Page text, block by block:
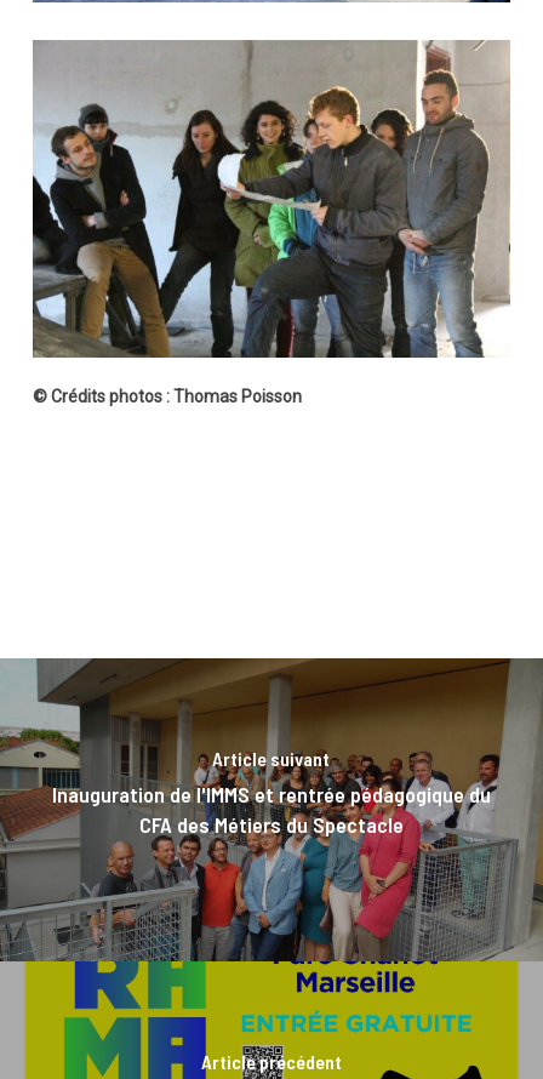
© Crédits photos : Thomas Poisson
Article suivant
Inauguration de l'IMMS et rentrée pédagogique du
CFA des Métiers du Spectacle
Article précédent